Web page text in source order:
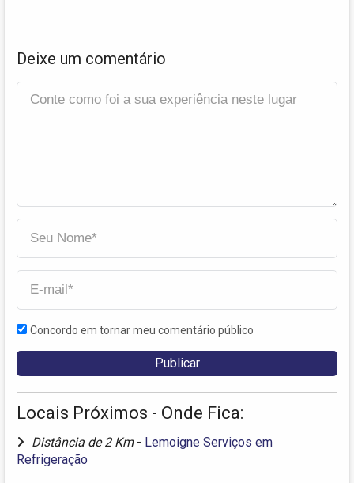
Deixe um comentário
Concordo em tornar meu comentário público
Locais Próximos - Onde Fica:
Distância de 2 Km - Lemoigne Serviços em
Refrigeração